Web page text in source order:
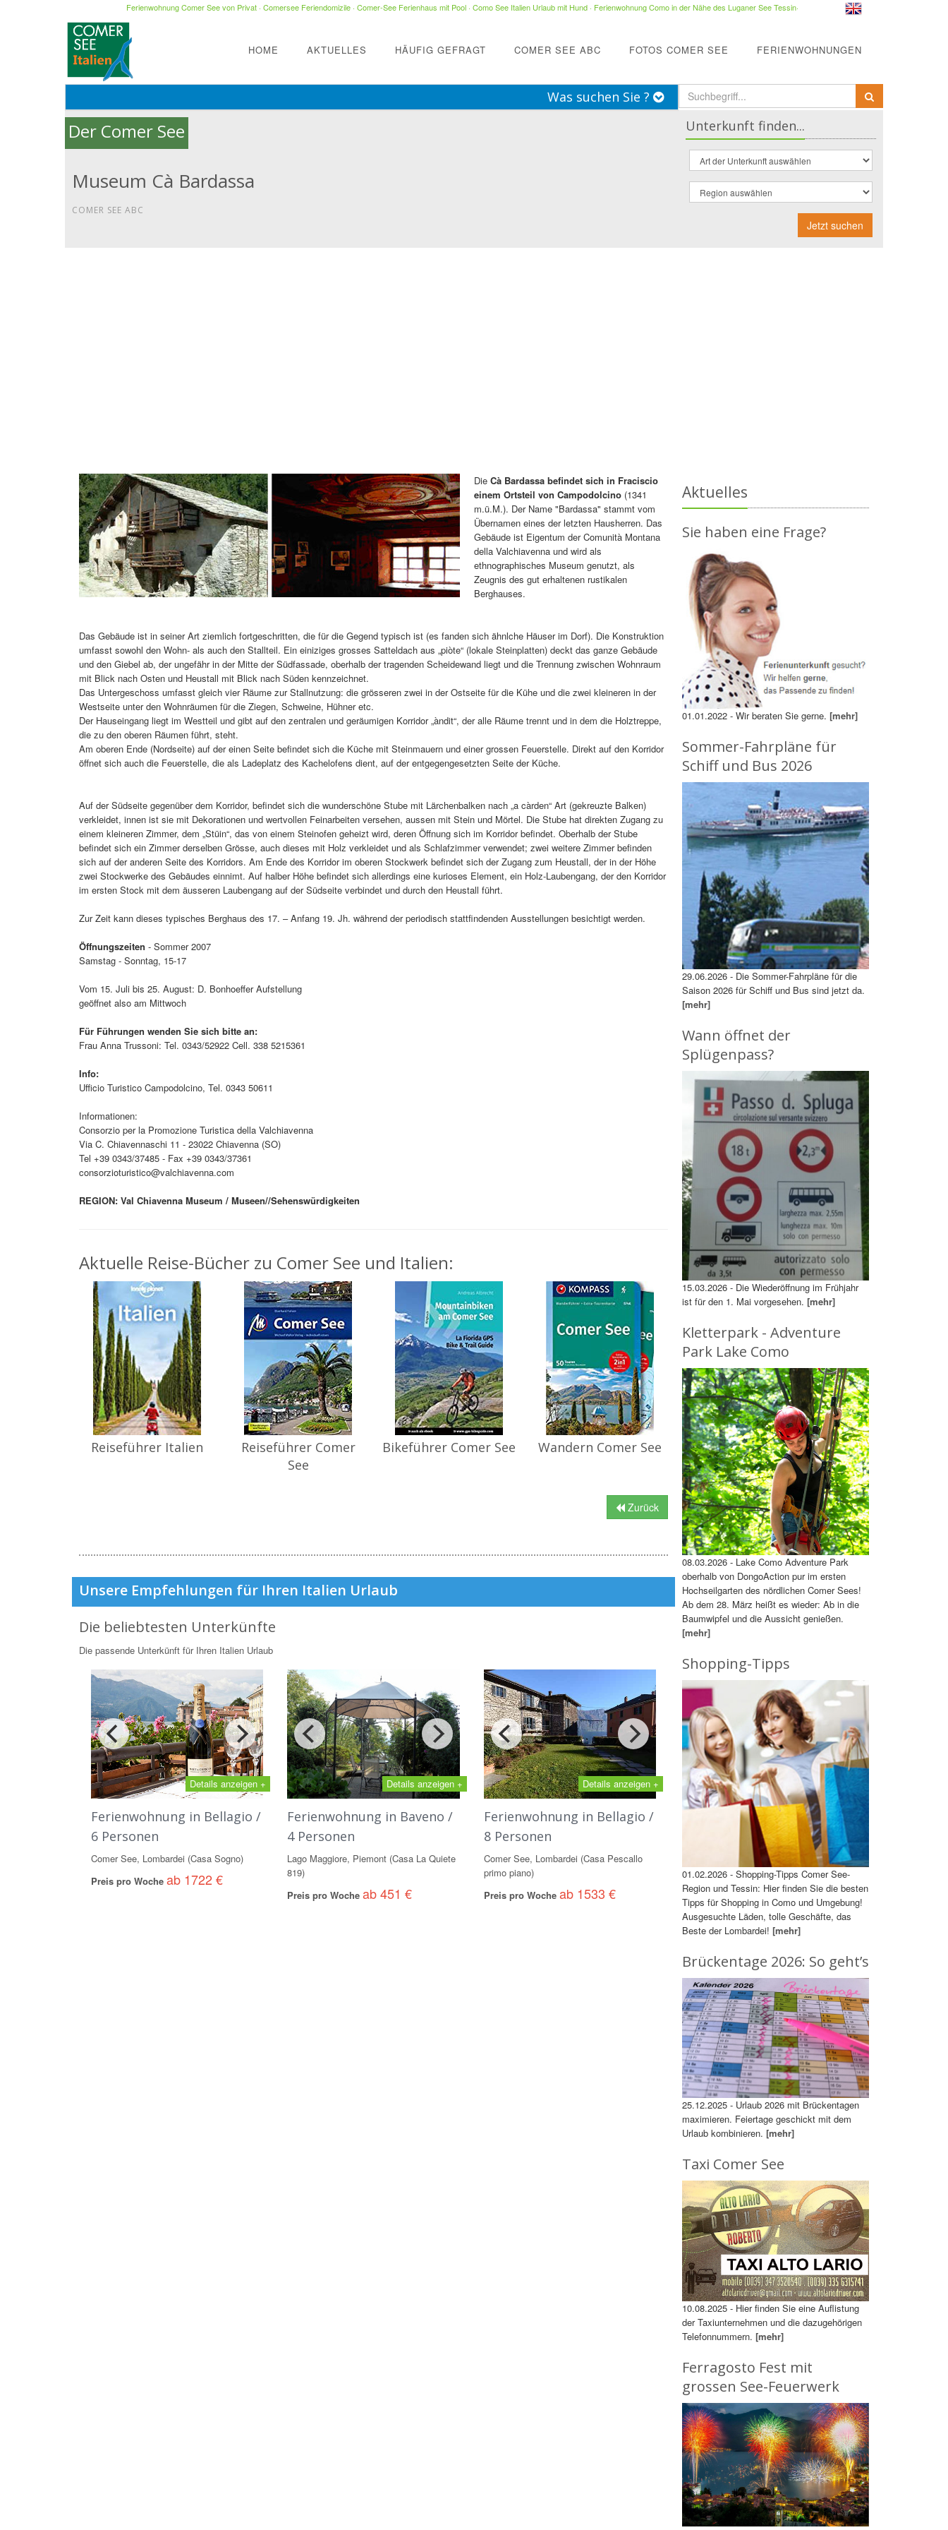
Ferienwohnung Comer See von Privat· Comersee Feriendomizile· Comer-See Ferienhaus mit Pool· Como See Italien Urlaub mit Hund· Ferienwohnung Como in der Nähe des Luganer See Tessin·
HOME AKTUELLES HÄUFIG GEFRAGT COMER SEE ABC FOTOS COMER SEE FERIENWOHNUNGEN
Was suchen Sie ?
Der Comer See
Museum Cà Bardassa
COMER SEE ABC
Unterkunft finden...
Jetzt suchen
Die Cà Bardassa befindet sich in Fraciscio
einem Ortsteil von Campodolcino (1341
m.ü.M.). Der Name "Bardassa" stammt vom
Übernamen eines der letzten Hausherren. Das
Gebäude ist Eigentum der Comunità Montana
della Valchiavenna und wird als
ethnographisches Museum genutzt, als
Zeugnis des gut erhaltenen rustikalen
Berghauses.
Das Gebäude ist in seiner Art ziemlich fortgeschritten, die für die Gegend typisch ist (es fanden sich ähnlche Häuser im Dorf). Die Konstruktion
umfasst sowohl den Wohn- als auch den Stallteil. Ein einiziges grosses Satteldach aus „piòte“ (lokale Steinplatten) deckt das ganze Gebäude
und den Giebel ab, der ungefähr in der Mitte der Südfassade, oberhalb der tragenden Scheidewand liegt und die Trennung zwischen Wohnraum
mit Blick nach Osten und Heustall mit Blick nach Süden kennzeichnet.
Das Untergeschoss umfasst gleich vier Räume zur Stallnutzung: die grösseren zwei in der Ostseite für die Kühe und die zwei kleineren in der
Westseite unter den Wohnräumen für die Ziegen, Schweine, Hühner etc.
Der Hauseingang liegt im Westteil und gibt auf den zentralen und geräumigen Korridor „àndit“, der alle Räume trennt und in dem die Holztreppe,
die zu den oberen Räumen führt, steht.
Am oberen Ende (Nordseite) auf der einen Seite befindet sich die Küche mit Steinmauern und einer grossen Feuerstelle. Direkt auf den Korridor
öffnet sich auch die Feuerstelle, die als Ladeplatz des Kachelofens dient, auf der entgegengesetzten Seite der Küche.
Auf der Südseite gegenüber dem Korridor, befindet sich die wunderschöne Stube mit Lärchenbalken nach „a càrden“ Art (gekreuzte Balken)
verkleidet, innen ist sie mit Dekorationen und wertvollen Feinarbeiten versehen, aussen mit Stein und Mörtel. Die Stube hat direkten Zugang zu
einem kleineren Zimmer, dem „Stüin“, das von einem Steinofen geheizt wird, deren Öffnung sich im Korridor befindet. Oberhalb der Stube
befindet sich ein Zimmer derselben Grösse, auch dieses mit Holz verkleidet und als Schlafzimmer verwendet; zwei weitere Zimmer befinden
sich auf der anderen Seite des Korridors. Am Ende des Korridor im oberen Stockwerk befindet sich der Zugang zum Heustall, der in der Höhe
zwei Stockwerke des Gebäudes einnimt. Auf halber Höhe befindet sich allerdings eine kurioses Element, ein Holz-Laubengang, der den Korridor
im ersten Stock mit dem äusseren Laubengang auf der Südseite verbindet und durch den Heustall führt.
Zur Zeit kann dieses typisches Berghaus des 17. – Anfang 19. Jh. während der periodisch stattfindenden Ausstellungen besichtigt werden.
Öffnungszeiten - Sommer 2007
Samstag - Sonntag, 15-17
Vom 15. Juli bis 25. August: D. Bonhoeffer Aufstellung
geöffnet also am Mittwoch
Für Führungen wenden Sie sich bitte an:
Frau Anna Trussoni: Tel. 0343/52922 Cell. 338 5215361
Info:
Ufficio Turistico Campodolcino, Tel. 0343 50611
Informationen:
Consorzio per la Promozione Turistica della Valchiavenna
Via C. Chiavennaschi 11 - 23022 Chiavenna (SO)
Tel +39 0343/37485 - Fax +39 0343/37361
consorzioturistico@valchiavenna.com
REGION: Val Chiavenna Museum / Museen//Sehenswürdigkeiten
Aktuelle Reise-Bücher zu Comer See und Italien:
Reiseführer Italien
Reiseführer Comer
See
Bikeführer Comer See Wandern Comer See
Zurück
Unsere Empfehlungen für Ihren Italien Urlaub
Die beliebtesten Unterkünfte
Die passende Unterkünft für Ihren Italien Urlaub
Details anzeigen +
Ferienwohnung in Bellagio /
6 Personen
Comer See, Lombardei (Casa Sogno)
Preis pro Woche ab 1722 €
Details anzeigen +
Ferienwohnung in Baveno /
4 Personen
Lago Maggiore, Piemont (Casa La Quiete
819)
Preis pro Wocheab 451 €
Details anzeigen +
Ferienwohnung in Bellagio /
8 Personen
Comer See, Lombardei (Casa Pescallo
primo piano)
Preis pro Woche ab 1533 €
Aktuelles
Sie haben eine Frage?
01.01.2022 - Wir beraten Sie gerne. [mehr]
Sommer-Fahrpläne für
Schiff und Bus 2026
29.06.2026 - Die Sommer-Fahrpläne für die
Saison 2026 für Schiff und Bus sind jetzt da.
[mehr]
Wann öffnet der
Splügenpass?
15.03.2026 - Die Wiederöffnung im Frühjahr
ist für den 1. Mai vorgesehen. [mehr]
Kletterpark - Adventure
Park Lake Como
08.03.2026 - Lake Como Adventure Park
oberhalb von DongoAction pur im ersten
Hochseilgarten des nördlichen Comer Sees!
Ab dem 28. März heißt es wieder: Ab in die
Baumwipfel und die Aussicht genießen.
[mehr]
Shopping-Tipps
01.02.2026 - Shopping-Tipps Comer See-
Region und Tessin: Hier finden Sie die besten
Tipps für Shopping in Como und Umgebung!
Ausgesuchte Läden, tolle Geschäfte, das
Beste der Lombardei! [mehr]
Brückentage 2026: So geht’s
25.12.2025 - Urlaub 2026 mit Brückentagen
maximieren. Feiertage geschickt mit dem
Urlaub kombinieren. [mehr]
Taxi Comer See
10.08.2025 - Hier finden Sie eine Auflistung
der Taxiunternehmen und die dazugehörigen
Telefonnummern. [mehr]
Ferragosto Fest mit
grossen See-Feuerwerk